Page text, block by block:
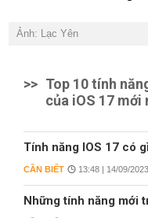
Ảnh: Lạc Yên
>> Top 10 tính
của iOS 17 mới
Tính năng IOS 17 có
CẦN BIẾT 13:48 | 14/09/2023
Những tính năng mới